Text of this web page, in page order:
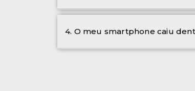
4. O meu smartphone caiu